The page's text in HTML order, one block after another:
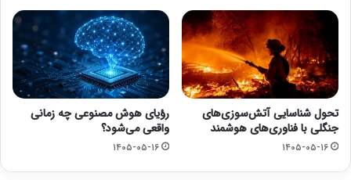
تحول شناسایی آتش‌سوزی‌های
جنگلی با فناوری‌های هوشمند
۱۴۰۵-۰۵-۱۶
رؤیای هوش مصنوعی چه زمانی
واقعی می‌شود؟
۱۴۰۵-۰۵-۱۶